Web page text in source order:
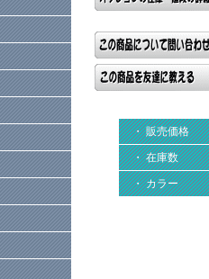
・ 販売価格
・ 在庫数
・ カラー